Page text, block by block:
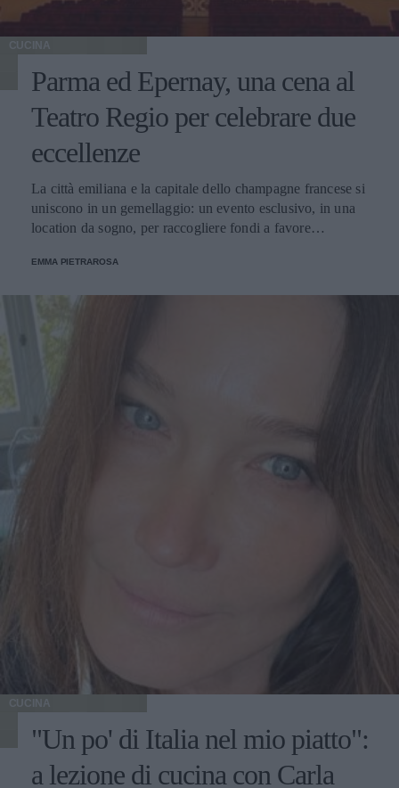
CUCINA
Parma ed Epernay, una cena al
Teatro Regio per celebrare due
eccellenze
La città emiliana e la capitale dello champagne francese si
uniscono in un gemellaggio: un evento esclusivo, in una
location da sogno, per raccogliere fondi a favore
EMMA PIETRAROSA
CUCINA
"Un po' di Italia nel mio piatto":
a lezione di cucina con Carla